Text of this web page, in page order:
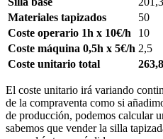
Materiales tapizados
50
Coste operario 1h x 10€/h
10
Coste máquina 0,5h x 5€/h 2,5
Coste unitario total
263,8
El coste unitario irá variando
de la compraventa como si
de producción, podemos calcular
sabemos que vender la silla